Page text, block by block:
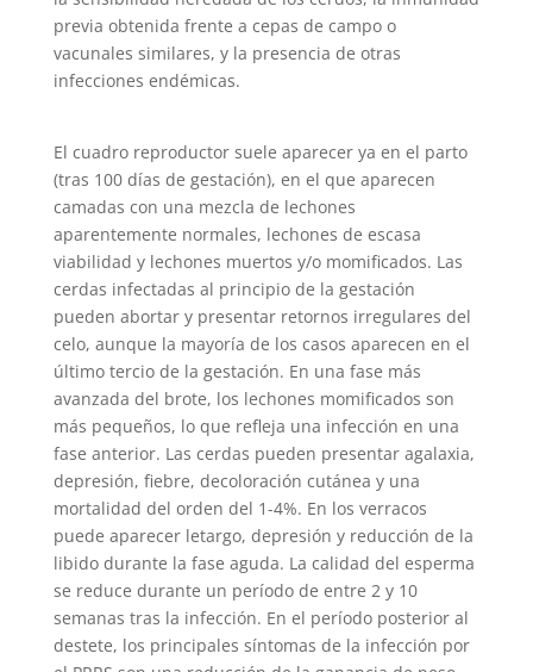
previa obtenida frente a cepas de campo o
vacunales similares, y la presencia de otras
infecciones endémicas.
El cuadro reproductor suele aparecer ya en el parto
(tras 100 días de gestación), en el que aparecen
camadas con una mezcla de lechones
aparentemente normales, lechones de escasa
viabilidad y lechones muertos y/o momificados. Las
cerdas infectadas al principio de la gestación
pueden abortar y presentar retornos irregulares del
celo, aunque la mayoría de los casos aparecen en el
último tercio de la gestación. En una fase más
avanzada del brote, los lechones momificados son
más pequeños, lo que refleja una infección en una
fase anterior. Las cerdas pueden presentar agalaxia,
depresión, fiebre, decoloración cutánea y una
mortalidad del orden del 1-4%. En los verracos
puede aparecer letargo, depresión y reducción de la
libido durante la fase aguda. La calidad del esperma
se reduce durante un período de entre 2 y 10
semanas tras la infección. En el período posterior al
destete, los principales síntomas de la infección por